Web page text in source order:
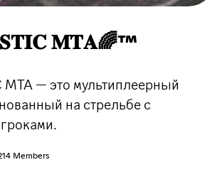
𝐌𝐓𝐀🌈™
MTA — это мультиплеерный
на стрельбе с
Members